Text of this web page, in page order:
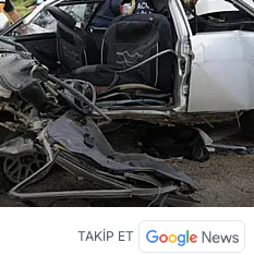
TAKİP ET